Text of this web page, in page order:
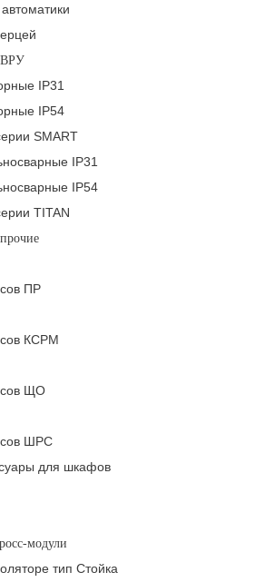
ВРУ
IP31
IP54
SMART
IP31
IP54
TITAN
ПР
КСРМ
ЩО
ШРС
для шкафов
модули
тип Стойка